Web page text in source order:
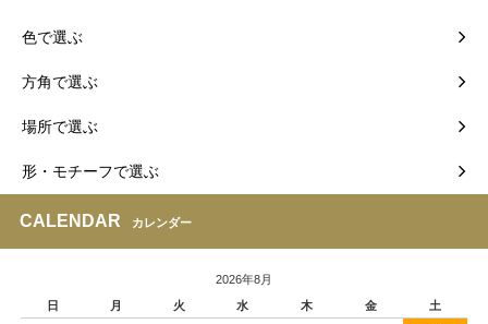
色で選ぶ
方角で選ぶ
場所で選ぶ
形・モチーフで選ぶ
CALENDAR カレンダー
2026年8月
日
月 火 水 木 金 土